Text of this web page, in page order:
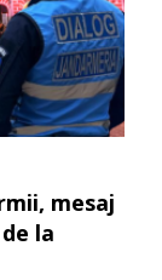
mesaj
la